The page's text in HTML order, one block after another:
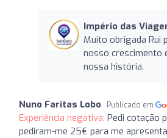
Império das
Muito obrigada Rui
nosso crescimento
nossa história.
Nuno Faritas Lobo Publicado em
Experiência negativa: Pedi cotação
pediram-me 25€ para me